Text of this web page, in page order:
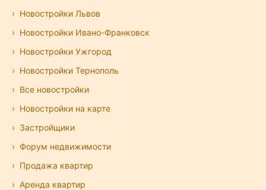
Новостройки Львов
Новостройки Ивано-Франковск
Новостройки Ужгород
Новостройки Тернополь
Все новостройки
Новостройки на карте
Застройщики
Форум недвижимости
Продажа квартир
Аренда квартир